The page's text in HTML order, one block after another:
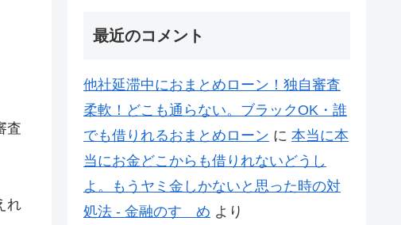
査
れ
最近のコメント
他社延滞中におまとめローン！独自審査
柔軟！どこも通らない。ブラックOK・誰
でも借りれるおまとめローン に 本当に本
当にお金どこからも借りれないどうし
よ。もうヤミ金しかないと思った時の対
処法 - 金融のすゝめ より